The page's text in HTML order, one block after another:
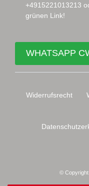
+4915221013213
grünen Link!
WHATSAPP
Widerrufs­recht
© Copyright